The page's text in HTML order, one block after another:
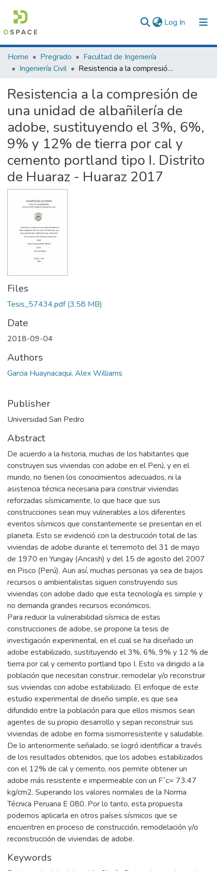
Log In (current)
Communities & Collections
All of DSpace
Statistics
Home Pregrado
Facultad de Ingeniería
Ingeniería Civil
Resistencia a la compresión de una unidad de albañilería de adobe, sustituyendo el 3%, 6%, 9% y 12% de tierra por cal y cemento portland tipo I. Distrito de Huaraz - Huaraz 2017
Resistencia a la compresión de
una unidad de albañilería de
adobe, sustituyendo el 3%, 6%,
9% y 12% de tierra por cal y
cemento portland tipo I. Distrito
de Huaraz - Huaraz 2017
Files
Tesis_57434.pdf(3.58 MB)
Date
2018-09-04
Authors
Garcia Huaynacaqui, Alex Williams
Publisher
Universidad San Pedro
Abstract
De acuerdo a la historia, muchas de los habitantes que
construyen sus viviendas con adobe en el Perú, y en el
mundo, no tienen los conocimientos adecuados, ni la
asistencia técnica necesaria para construir viviendas
reforzadas sísmicamente, lo que hace que sus
construcciones sean muy vulnerables a los diferentes
eventos sísmicos que constantemente se presentan en el
planeta. Esto se evidenció con la destrucción total de las
viviendas de adobe durante el terremoto del 31 de mayo
de 1970 en Yungay (Ancash) y del 15 de agosto del 2007
en Pisco (Perú). Aun así, muchas personas ya sea de bajos
recursos o ambientalistas siguen construyendo sus
viviendas con adobe dado que esta tecnología es simple y
no demanda grandes recursos económicos.
Para reducir la vulnerabilidad sísmica de estas
construcciones de adobe, se propone la tesis de
investigación experimental, en el cual se ha diseñado un
adobe estabilizado, sustituyendo el 3%, 6%, 9% y 12 % de
tierra por cal y cemento portland tipo I. Esto va dirigido a la
población que necesitan construir, remodelar y/o reconstruir
sus viviendas con adobe estabilizado. El enfoque de este
estudio experimental de diseño simple, es que sea
difundido entre la población para que ellos mismos sean
agentes de su propio desarrollo y sepan reconstruir sus
viviendas de adobe en forma sismorresistente y saludable.
De lo anteriormente señalado, se logró identificar a través
de los resultados obtenidos, que los adobes estabilizados
con el 12% de cal y cemento, nos permite obtener un
adobe más resistente e impermeable con un F`c= 73.47
kg/cm2. Superando los valores normales de la Norma
Técnica Peruana E 080. Por lo tanto, esta propuesta
podemos aplicarla en otros países sísmicos que se
encuentren en proceso de construcción, remodelación y/o
reconstrucción de viviendas de adobe.
Keywords